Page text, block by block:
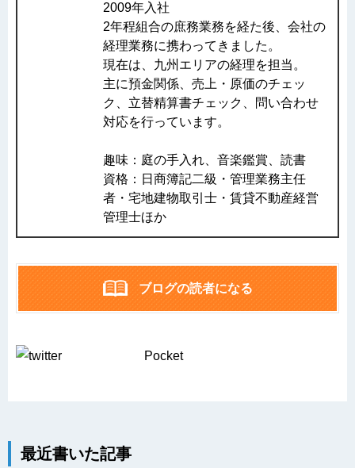
2009年入社
2年程組合の庶務業務を経た後、会社の
経理業務に携わってきました。
現在は、九州エリアの経理を担当。
主に預金関係、売上・原価のチェッ
ク、立替精算書チェック、問い合わせ
対応を行っています。
趣味：庭の手入れ、音楽鑑賞、読書
資格：日商簿記二級・管理業務主任
者・宅地建物取引士・賃貸不動産経営
管理士ほか
ブログの読者になる
Pocket
最近書いた記事